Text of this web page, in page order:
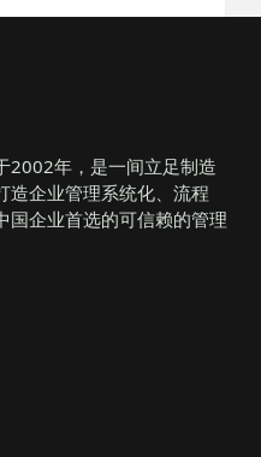
2002年，是一间立足制造
造企业管理系统化、流程
国企业首选的可信赖的管理